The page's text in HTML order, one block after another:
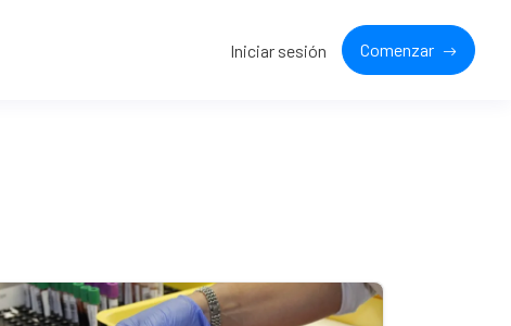
Iniciar sesión Comenzar